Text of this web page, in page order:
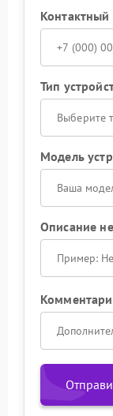
Тип
Выберите
Модель
Описание